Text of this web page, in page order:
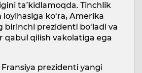
ta’kidlamoqda. Tinchlik
loyihasiga ko‘ra, Amerika
birinchi prezidenti bo‘ladi va
qabul qilish vakolatiga ega
Fransiya prezidenti yangi